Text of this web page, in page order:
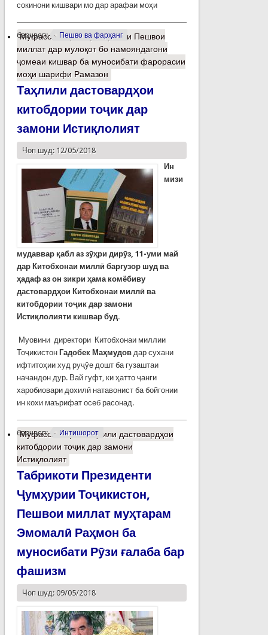
сокинони кишвари мо дар арафаи моҳи
барчасп: Пешво ва фарҳанг
Муфассалтаро Суханронии Пешвои
миллат дар мулоқот бо намояндагони
ҷомеаи кишвар ба муносибати фарорасии
моҳи шарифи Рамазон
Таҳлили дастовардҳои
китобдории тоҷик дар
замони Истиқлолият
Чоп шуд: 12/05/2018
Ин
мизи
мудаввар қабл аз зӯҳри дирӯз, 11-уми май
дар Китобхонаи миллӣ баргузор шуд ва
ҳадаф аз он зикри ҳама комёбиву
дастовардҳои Китобхонаи миллӣ ва
китобдории тоҷик дар замони
Истиқлолияти кишвар буд.
Муовини директори Китобхонаи миллии
Тоҷикистон Гадобек Маҳмудовдар сухани
ифтитоҳии худ руҷӯе дошт ба гузаштаи
начандон дур. Вай гуфт, ки ҳатто ҷанги
харобиовари дохилӣ натавонист ба бойгонии
ин кохи маърифат осеб расонад.
барчасп: Интишорот
Муфассалтаро Таҳлили дастовардҳои
китобдории тоҷик дар замони
Истиқлолият
Табрикоти Президенти
Ҷумҳурии Тоҷикистон,
Пешвои миллат муҳтарам
Эмомалӣ Раҳмон ба
муносибати Рӯзи ғалаба бар
фашизм
Чоп шуд: 09/05/2018